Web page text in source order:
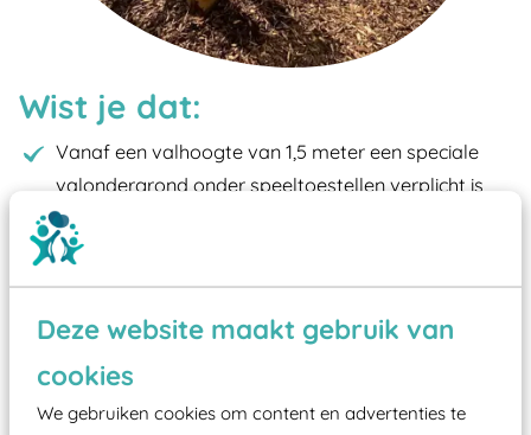
Deze website maakt gebruik van
cookies
We gebruiken cookies om content en advertenties te
Wist je dat:
Vanaf een valhoogte van 1,5 meter een speciale
valondergrond onder speeltoestellen verplicht is
zoals kunstgras, rubber tegels of boomschors?
Elk speeltoestel in de openbare ruimte voorzien
moet zijn van een typekeuring, -plaatje en
certificering, uitgegeven door een Nederlands
Wij ook speeltoestellen kunnen laten keuren zodat
ze toch binnen het Warenwetbesluit Attractie- en